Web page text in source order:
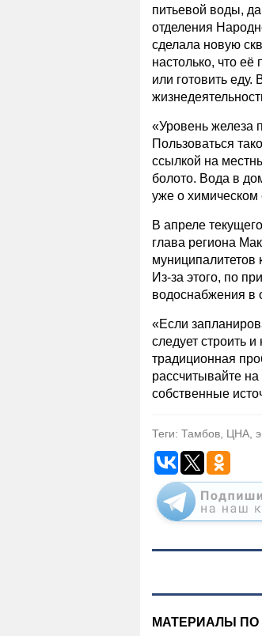
питьевой воды,
отделения
сделала новую
настолько, что её
или готовить
«Уровень железа
Пользоваться
ссылкой на
болото. Вода в
уже о химическом
В апреле
глава региона
муниципалитетов
Из-за этого, по
водоснабжения в
«Если
следует строить
традиционная
рассчитывайте
собственные
Теги: Тамбов, ЦНА,
МАТЕРИАЛЫ ПО